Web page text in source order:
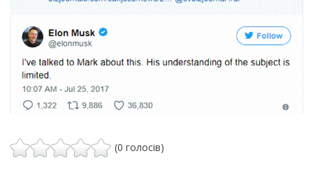
(0 голосів)